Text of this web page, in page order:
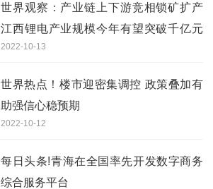
世界观察：产业链上下游竞相锁矿扩产
江西锂电产业规模今年有望突破千亿元
大关
2022-10-13
世界热点！楼市迎密集调控 政策叠加有
助强信心稳预期
2022-10-12
每日头条!青海在全国率先开发数字商务
综合服务平台